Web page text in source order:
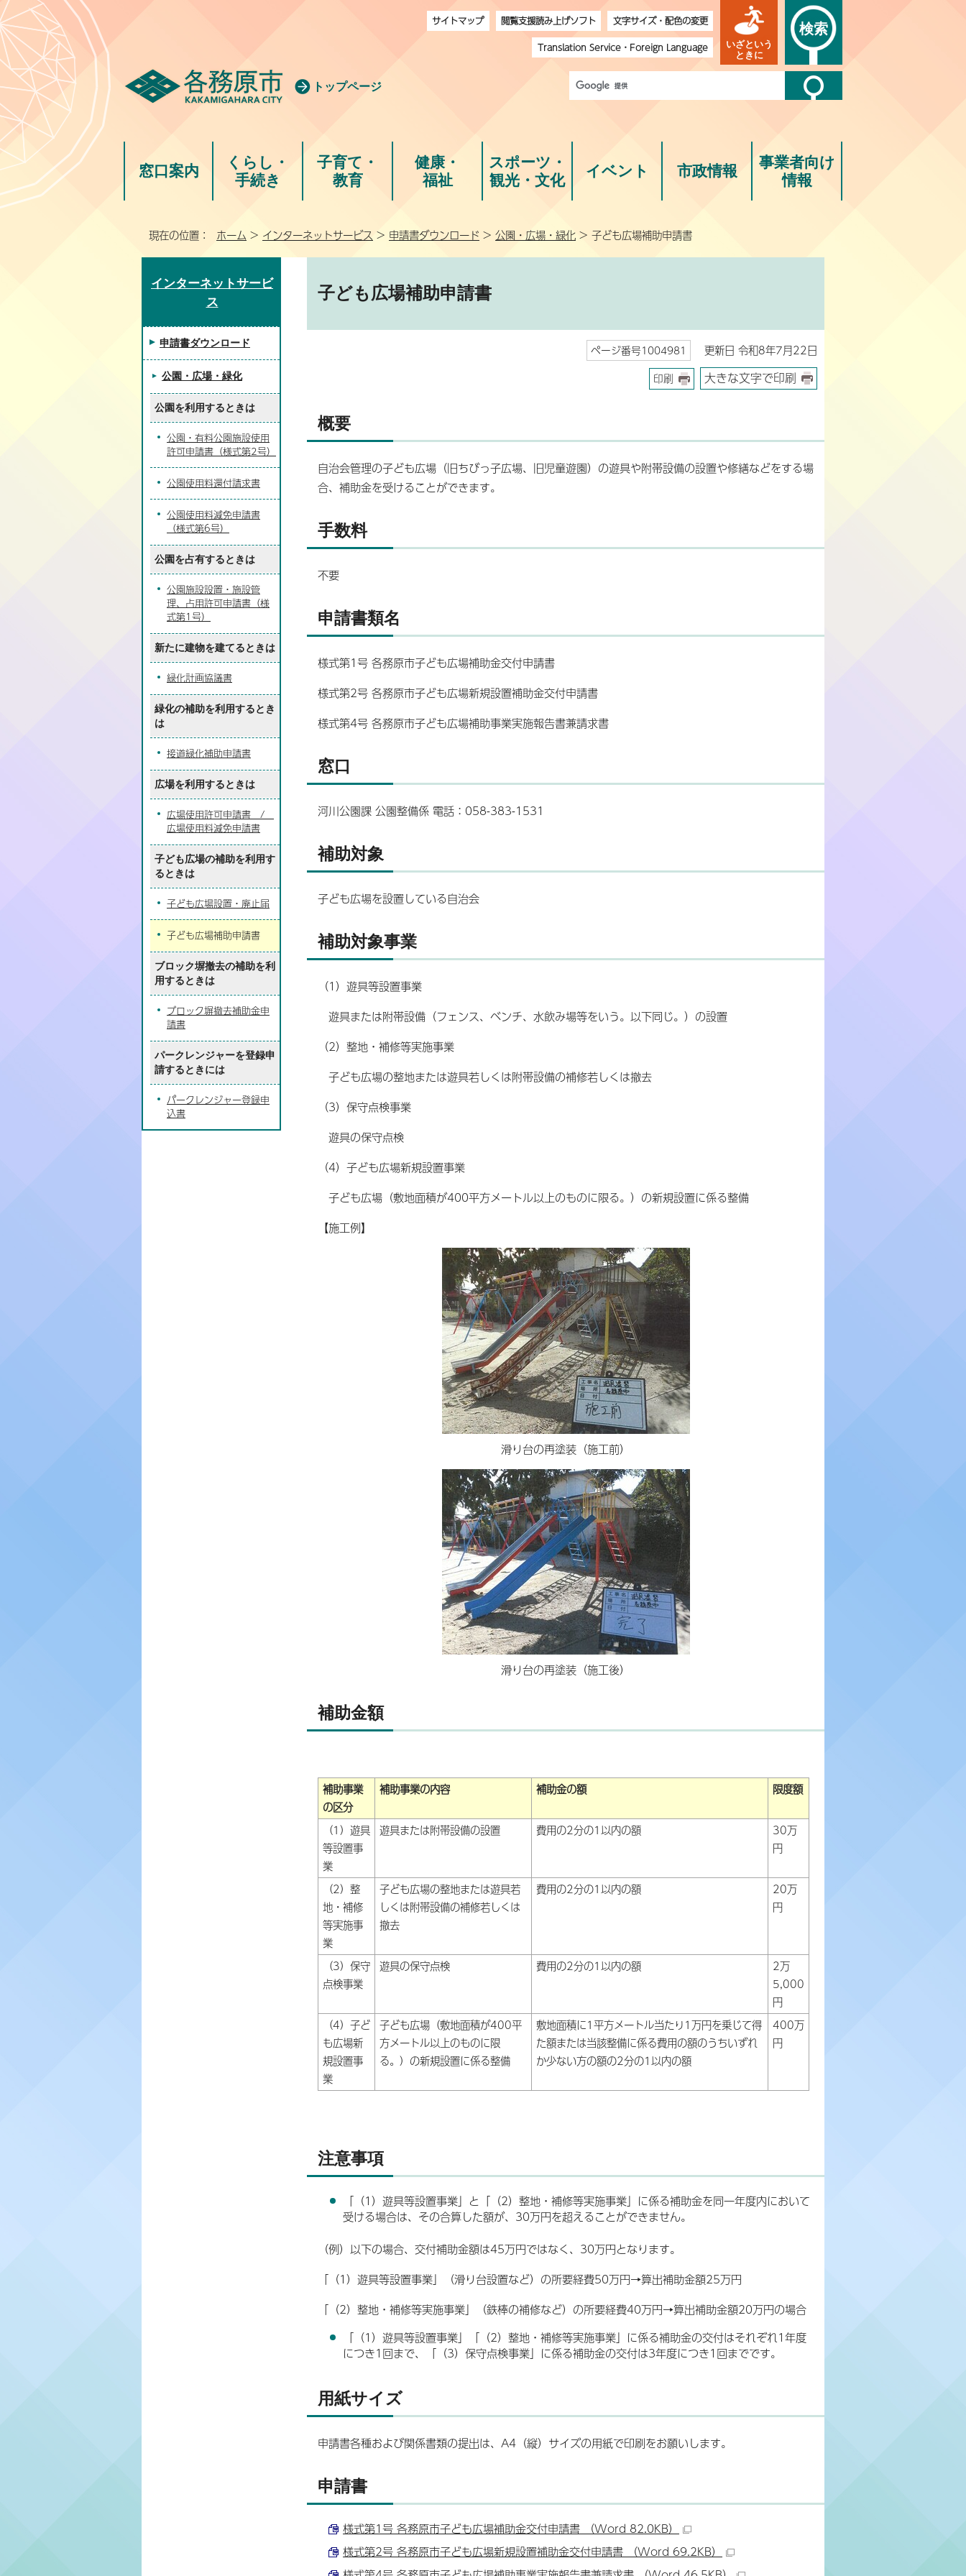
トップページ
サイトマップ 閲覧支援読み上げソフト
文字サイズ・配色の変更
Translation Service・ Foreign Language
いざという
ときに
検索
窓口案内
くらし・
手続き
子育て・
教育
健康・
福祉
スポーツ・
観光・文化
イベント 市政情報
事業者向け
情報
現在の位置： ホーム > インターネットサービス > 申請書ダウンロード > 公園・広場・緑化 > 子ども広場補助申請書
子ども広場補助申請書
ページ番号1004981 更新日 令和8年7月22日
印刷 大きな文字で印刷
概要
自治会管理の子ども広場（旧ちびっ子広場、旧児童遊園）の遊具や附帯設備の設置や修繕などをする場
合、補助金を受けることができます。
手数料
不要
申請書類名
様式第1号 各務原市子ども広場補助金交付申請書
様式第2号 各務原市子ども広場新規設置補助金交付申請書
様式第4号 各務原市子ども広場補助事業実施報告書兼請求書
窓口
河川公園課 公園整備係 電話：058-383-1531
補助対象
子ども広場を設置している自治会
補助対象事業
（1）遊具等設置事業
遊具または附帯設備（フェンス、ベンチ、水飲み場等をいう。以下同じ。）の設置
（2）整地・補修等実施事業
子ども広場の整地または遊具若しくは附帯設備の補修若しくは撤去
（3）保守点検事業
遊具の保守点検
（4）子ども広場新規設置事業
子ども広場（敷地面積が400平方メートル以上のものに限る。）の新規設置に係る整備
【施工例】
滑り台の再塗装（施工前）
滑り台の再塗装（施工後）
補助金額
補助事業
の区分
補助事業の内容 補助金の額 限度額
（1）遊具
等設置事
業
遊具または附帯設備の設置 費用の2分の1以内の額
30万
円
（2）整
地・補修
等実施事
業
子ども広場の整地または遊具若
しくは附帯設備の補修若しくは
撤去
費用の2分の1以内の額
20万
円
（3）保守
点検事業
遊具の保守点検 費用の2分の1以内の額
2万
5,000
円
（4）子ど
も広場新
規設置事
業
子ども広場（敷地面積が400平
方メートル以上のものに限
る。）の新規設置に係る整備
敷地面積に1平方メートル当たり1万円を乗じて得
た額または当該整備に係る費用の額のうちいずれ
か少ない方の額の2分の1以内の額
400万
円
注意事項
「（1）遊具等設置事業」と「（2）整地・補修等実施事業」に係る補助金を同一年度内において
受ける場合は、その合算した額が、30万円を超えることができません。
（例）以下の場合、交付補助金額は45万円ではなく、30万円となります。
「（1）遊具等設置事業」（滑り台設置など）の所要経費50万円→算出補助金額25万円
「（2）整地・補修等実施事業」（鉄棒の補修など）の所要経費40万円→算出補助金額20万円の場合
「（1）遊具等設置事業」「（2）整地・補修等実施事業」に係る補助金の交付はそれぞれ1年度
につき1回まで、「（3）保守点検事業」に係る補助金の交付は3年度につき1回までです。
用紙サイズ
申請書各種および関係書類の提出は、A4（縦）サイズの用紙で印刷をお願いします。
申請書
様式第1号 各務原市子ども広場補助金交付申請書 （Word 82.0KB）
様式第2号 各務原市子ども広場新規設置補助金交付申請書 （Word 69.2KB）
インターネットサービ
ス
申請書ダウンロード
公園・広場・緑化
公園を利用するときは
公園・有料公園施設使用
許可申請書（様式第2号）
公園使用料還付請求書
公園使用料減免申請書
（様式第6号）
公園を占有するときは
公園施設設置・施設管
理、占用許可申請書（様
式第1号）
新たに建物を建てるときは
緑化計画協議書
緑化の補助を利用するとき
は
接道緑化補助申請書
広場を利用するときは
広場使用許可申請書 /
広場使用料減免申請書
子ども広場の補助を利用す
るときは
子ども広場設置・廃止届
子ども広場補助申請書
ブロック塀撤去の補助を利
用するときは
ブロック塀撤去補助金申
請書
パークレンジャーを登録申
請するときには
パークレンジャー登録申
込書